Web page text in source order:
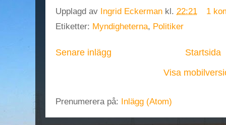
Upplagd av Ingrid Eckerman kl. 22:21
1
Etiketter: Myndigheterna, Politiker
Senare inlägg
Startsida
Visa
Prenumerera på: Inlägg (Atom)